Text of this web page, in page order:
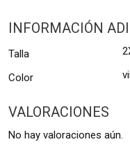
INFORMACIÓN
Talla
Color
VALORACIONES
No hay valoraciones aún.